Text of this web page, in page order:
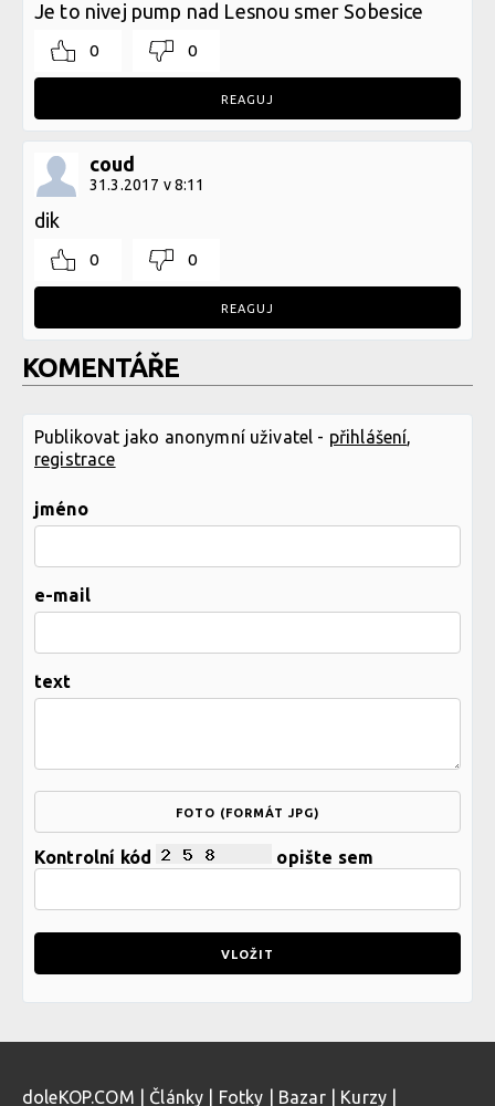
Je to nivej pump nad Lesnou smer Sobesice
0 0
REAGUJ
coud
31.3.2017 v 8:11
dik
0 0
REAGUJ
KOMENTÁŘE
Publikovat jako anonymní uživatel - přihlášení
registrace
jméno
e-mail
text
FOTO (FORMÁT JPG)
Kontrolní kód opište sem
doleKOP.COM Články Fotky Bazar| Kurzy